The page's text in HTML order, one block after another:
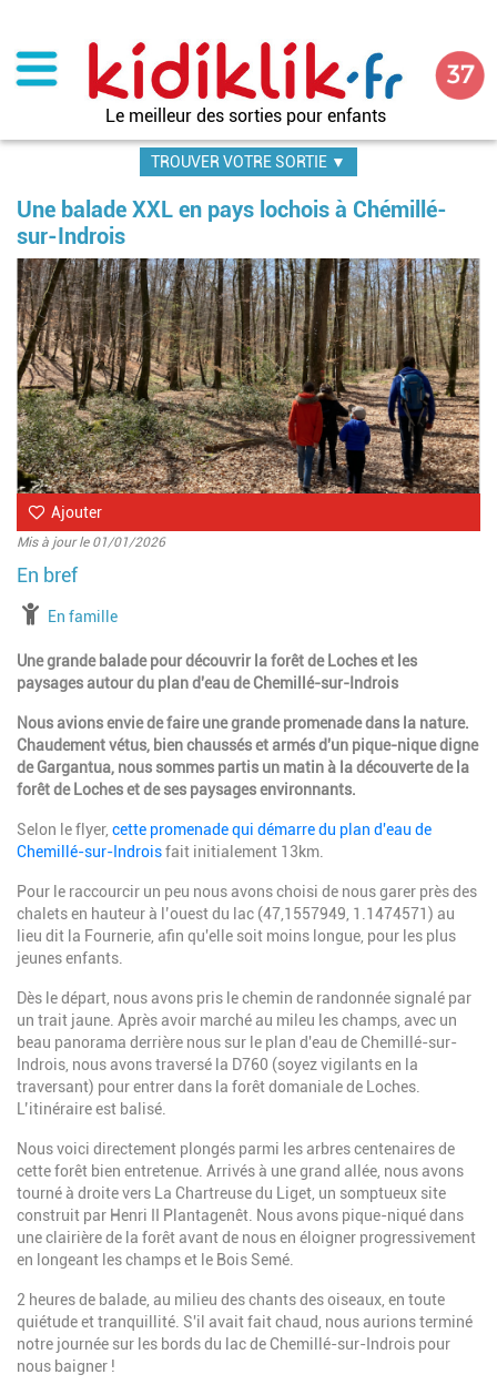
contenu
principal
Le meilleur des sorties pour enfants
TROUVER VOTRE SORTIE ▼
Une balade XXL en pays lochois à Chémillé-
sur-Indrois
Ajouter
Mis à jour le 01/01/2026
à partir de
En famille
Une grande balade pour découvrir la forêt de Loches et les
paysages autour du plan d'eau de Chemillé-sur-Indrois
Nous avions envie de faire une grande promenade dans la nature.
Chaudement vétus, bien chaussés et armés d'un pique-nique digne
de Gargantua, nous sommes partis un matin à la découverte de la
forêt de Loches et de ses paysages environnants.
Selon le flyer, cette promenade qui démarre du plan d'eau de
Chemillé-sur-Indroisfait initialement 13km.
Pour le raccourcir un peu nous avons choisi de nous garer près des
chalets en hauteur à l’ouest du lac (47,1557949, 1.1474571) au
lieu dit la Fournerie, afin qu'elle soit moins longue, pour les plus
jeunes enfants.
Dès le départ, nous avons pris le chemin de randonnée signalé par
un trait jaune. Après avoir marché au mileu les champs, avec un
beau panorama derrière nous sur le plan d'eau de Chemillé-sur-
Indrois, nous avons traversé la D760 (soyez vigilants en la
traversant) pour entrer dans la forêt domaniale de Loches.
L’itinéraire est balisé.
Nous voici directement plongés parmi les arbres centenaires de
cette forêt bien entretenue. Arrivés à une grand allée, nous avons
tourné à droite vers La Chartreuse du Liget, un somptueux site
construit par Henri II Plantagenêt. Nous avons pique-niqué dans
une clairière de la forêt avant de nous en éloigner progressivement
en longeant les champs et le Bois Semé.
2 heures de balade, au milieu des chants des oiseaux, en toute
quiétude et tranquillité. S'il avait fait chaud, nous aurions terminé
notre journée sur les bords du lac de Chemillé-sur-Indrois pour
nous baigner !